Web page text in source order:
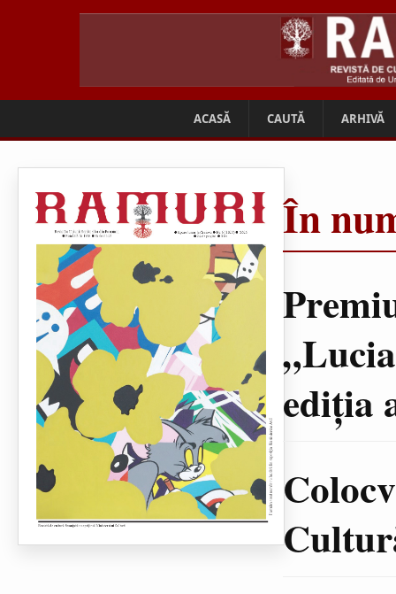
ACASĂ CAUTĂ ARHIVĂ
În
ediţia